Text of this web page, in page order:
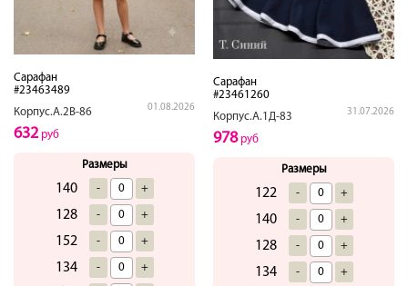
Сарафан
#23463489
Корпус.А.2В-86
01.08.2026
632руб
Размеры
140 - +
128 - +
152 - +
134 - +
Сарафан
#23461260
Корпус.А.1Д-83
31.07.2026
978руб
Размеры
122 - +
140 - +
128 - +
134 - +